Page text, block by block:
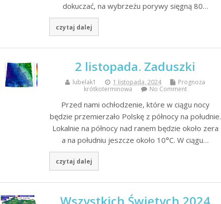
dokuczać, na wybrzeżu porywy sięgną 80…
czytaj dalej
2 listopada. Zaduszki
lubelak1 1 listopada, 2024
Prognoza
krótkoterminowa
No Comment
Przed nami ochłodzenie, które w ciągu nocy
będzie przemierzało Polskę z północy na południe.
Lokalnie na północy nad ranem będzie około zera
a na południu jeszcze około 10°C. W ciągu…
czytaj dalej